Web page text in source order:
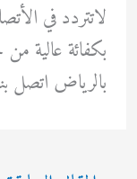
لاتتردد في
بكفائة عالية
بالرياض اتصل